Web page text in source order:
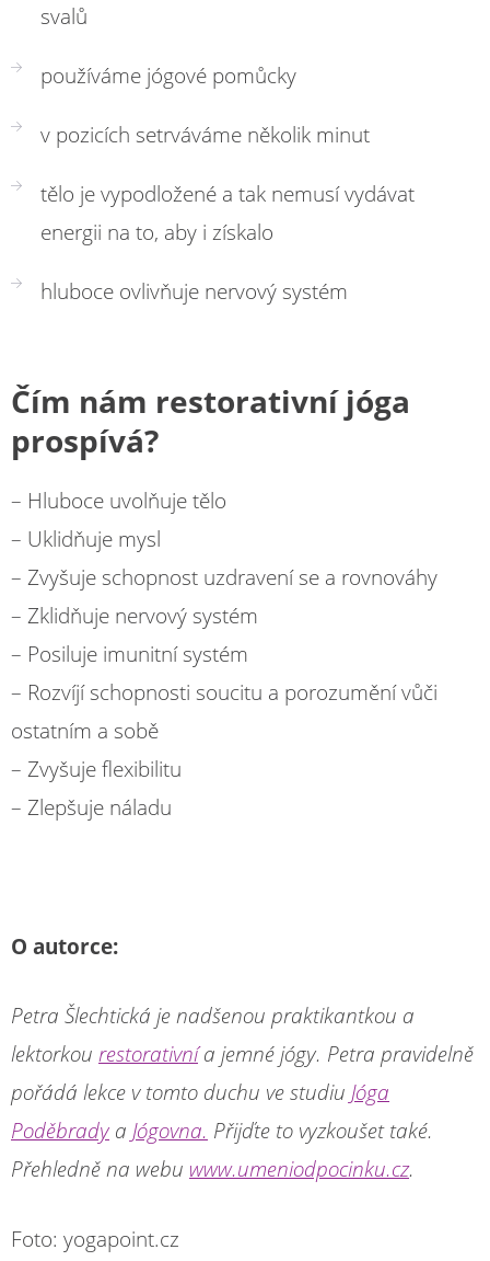
svalů
používáme jógové pomůcky
v pozicích setrváváme několik minut
tělo je vypodložené a tak nemusí vydávat
energii na to, aby i získalo
hluboce ovlivňuje nervový systém
Čím nám restorativní jóga
prospívá?
– Hluboce uvolňuje tělo
– Uklidňuje mysl
– Zvyšuje schopnost uzdravení se a rovnováhy
– Zklidňuje nervový systém
– Posiluje imunitní systém
– Rozvíjí schopnosti soucitu a porozumění vůči
ostatním a sobě
– Zvyšuje flexibilitu
– Zlepšuje náladu
O autorce:
Petra Šlechtická je nadšenou praktikantkou a
lektorkou restorativnía jemné jógy. Petra pravidelně
pořádá lekce v tomto duchu ve studiu Jóga
Poděbradya Jógovna. Přijďte to vyzkoušet také.
Přehledně na webu www.umeniodpocinku.cz.
Foto: yogapoint.cz